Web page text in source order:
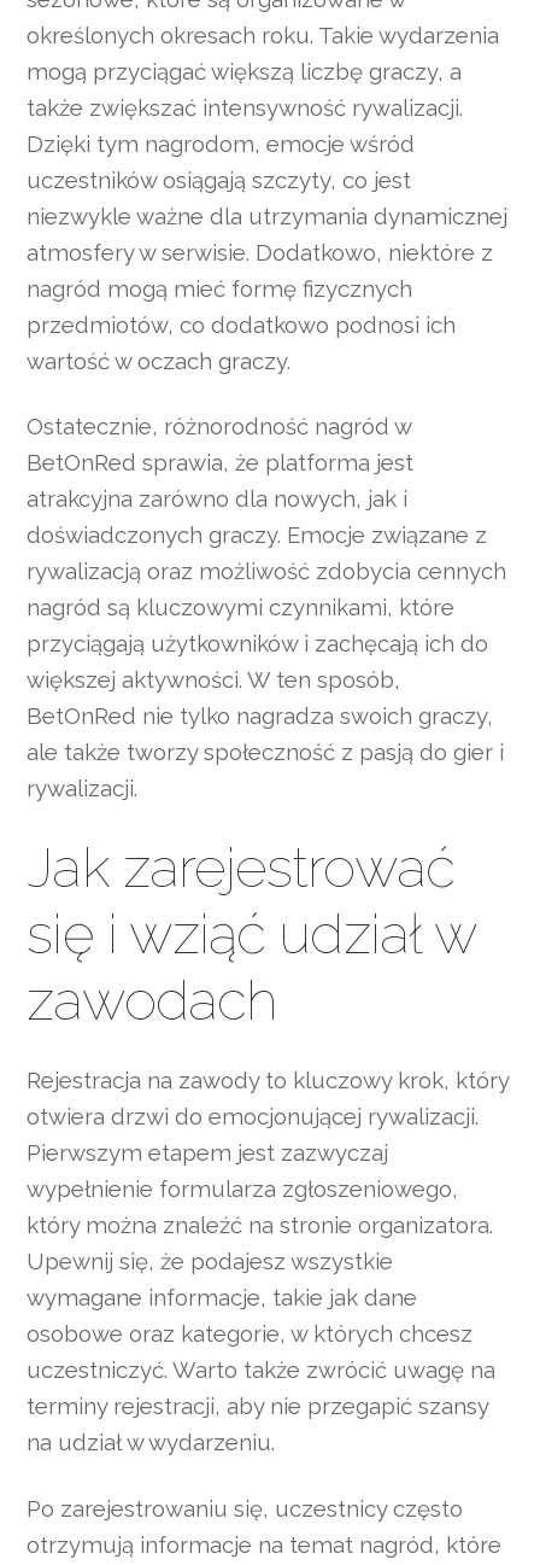
określonych okresach roku. Takie wydarzenia
mogą przyciągać większą liczbę graczy, a
także zwiększać intensywność rywalizacji.
Dzięki tym nagrodom, emocje wśród
uczestników osiągają szczyty, co jest
niezwykle ważne dla utrzymania dynamicznej
atmosfery w serwisie. Dodatkowo, niektóre z
nagród mogą mieć formę fizycznych
przedmiotów, co dodatkowo podnosi ich
wartość w oczach graczy.
Ostatecznie, różnorodność nagród w
BetOnRed sprawia, że platforma jest
atrakcyjna zarówno dla nowych, jak i
doświadczonych graczy. Emocje związane z
rywalizacją oraz możliwość zdobycia cennych
nagród są kluczowymi czynnikami, które
przyciągają użytkowników i zachęcają ich do
większej aktywności. W ten sposób,
BetOnRed nie tylko nagradza swoich graczy,
ale także tworzy społeczność z pasją do gier i
rywalizacji.
Jak zarejestrować
się i wziąć udział w
zawodach
Rejestracja na zawody to kluczowy krok, który
otwiera drzwi do emocjonującej rywalizacji.
Pierwszym etapem jest zazwyczaj
wypełnienie formularza zgłoszeniowego,
który można znaleźć na stronie organizatora.
Upewnij się, że podajesz wszystkie
wymagane informacje, takie jak dane
osobowe oraz kategorie, w których chcesz
uczestniczyć. Warto także zwrócić uwagę na
terminy rejestracji, aby nie przegapić szansy
na udział w wydarzeniu.
Po zarejestrowaniu się, uczestnicy często
otrzymują informacje na temat nagród, które